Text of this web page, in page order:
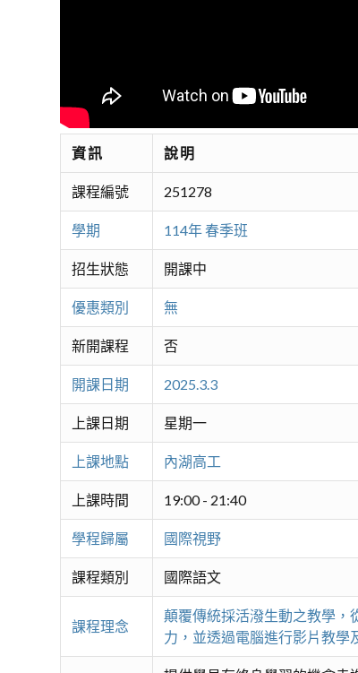
資訊 說明
課程編號 251278
學期 114年 春季班
招生狀態 開課中
優惠類別 無
新開課程 否
開課日期 2025.3.3
上課日期 星期一
上課地點 內湖高工
上課時間 19:00 - 21:40
學程歸屬 國際視野
課程類別 國際語文
課程理念
顛覆傳統採活潑生動之教學，
力，並透過電腦進行影片教學